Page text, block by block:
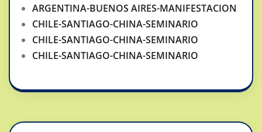
ARGENTINA-BUENOS AIRES-MANIFESTACION
CHILE-SANTIAGO-CHINA-SEMINARIO
CHILE-SANTIAGO-CHINA-SEMINARIO
CHILE-SANTIAGO-CHINA-SEMINARIO